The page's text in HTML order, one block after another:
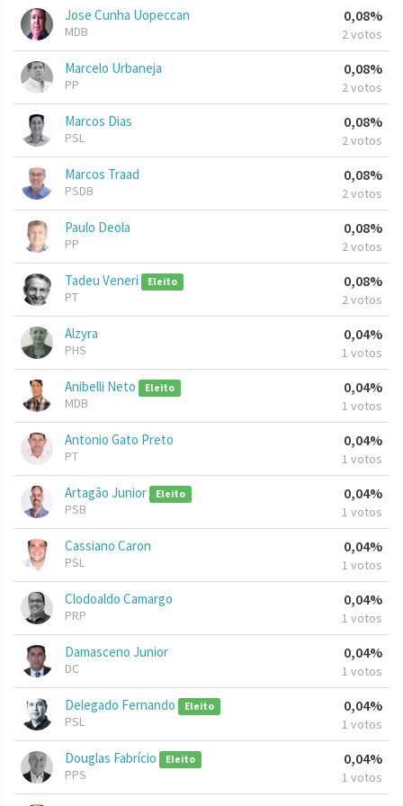
Jose Cunha Uopeccan
MDB
0,08%
2 votos
Marcelo Urbaneja
PP
0,08%
2 votos
Marcos Dias
PSL
0,08%
2 votos
Marcos Traad
PSDB
0,08%
2 votos
Paulo Deola
PP
0,08%
2 votos
Tadeu Veneri Eleito
PT
0,08%
2 votos
Alzyra
PHS
0,04%
1 votos
Anibelli Neto Eleito
MDB
0,04%
1 votos
Antonio Gato Preto
PT
0,04%
1 votos
Artagão Junior Eleito
PSB
0,04%
1 votos
Cassiano Caron
PSL
0,04%
1 votos
Clodoaldo Camargo
PRP
0,04%
1 votos
Damasceno Junior
DC
0,04%
1 votos
Delegado Fernando Eleito
PSL
0,04%
1 votos
Douglas Fabrício Eleito
PPS
0,04%
1 votos